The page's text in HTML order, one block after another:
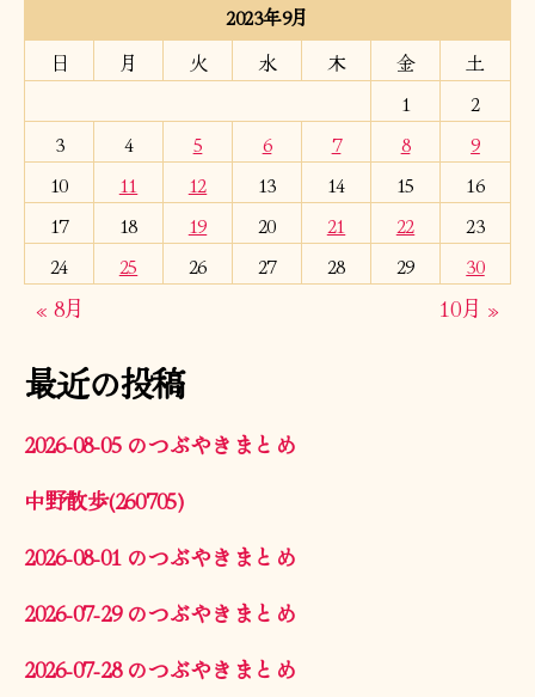
2023年9月
日
月 火 水 木 金
土
1
2
3
4 5 6 7 8
9
10
11 12 13 14 15
16
17
18 19 20 21 22
23
24
25 26 27 28 29 30
« 8月 10月 »
最近の投稿
2026-08-05 のつぶやきまとめ
中野散歩(260705)
2026-08-01 のつぶやきまとめ
2026-07-29 のつぶやきまとめ
2026-07-28 のつぶやきまとめ